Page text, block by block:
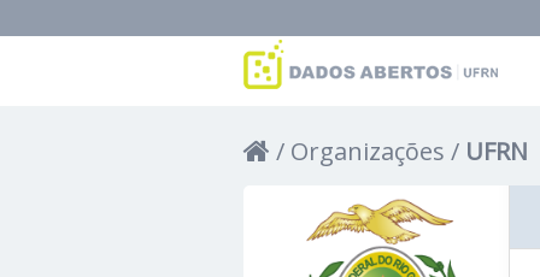
Organizações UFRN